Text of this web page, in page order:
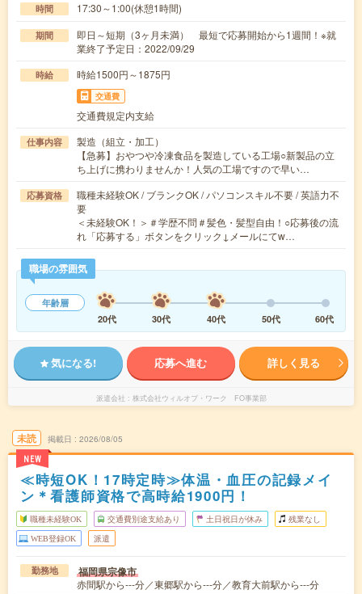
時間 17:30～1:00(休憩1時間)
期間
即日～短期（3ヶ月未満） 最短で応募開始から1週間！※就
業終了予定日：2022/09/29
時給 時給1500円～1875円
交通費
交通費規定内支給
仕事内容
製造（組立・加工）
【急募】おやつや冷凍食品を製造している工場○新製品の立
ち上げに携わりませんか！人気の工場ですので早い…
応募資格
職種未経験OK / ブランクOK / パソコンスキル不要 / 英語力不
要
＜未経験OK！＞＃学歴不問＃髪色・髪型自由！○応募後の流
れ「応募する」ボタンをクリック↓メールにてw…
職場の雰囲気
年齢層
20代
30代 40代 50代 60代
気になる! 応募へ進む 詳しく見る
派遣会社 株式会社ウィルオブ・ワーク FO事業部
未読
NEW
掲載日 2026/08/05
≪時短OK！17時定時≫体温・血圧の記録メイ
ン＊看護師資格で高時給1900円！
職種未経験OK 交通費別途支給あり 土日祝日が休み 残業なし
WEB登録OK 派遣
勤務地 福岡県宗像市
赤間駅から---分／東郷駅から---分／教育大前駅から---分